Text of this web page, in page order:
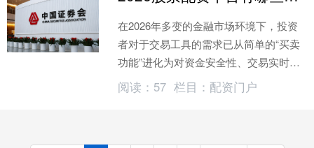
在2026年多变的金融市场环境下，投资
者对于交易工具的需求已从简单的“买卖
功能”进化为对资金安全性、交易实时性
以及服务专..._新浪网
阅读： 57 栏目： 配资门户